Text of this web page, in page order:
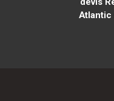
Atlantic